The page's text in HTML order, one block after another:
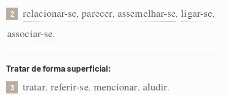
Caça-palavras
Dicionário
2 relacionar-se, parecer, assemelhar-se, ligar-se,
associar-se.
Tratar de forma superficial:
3 tratar, referir-se, mencionar, aludir.